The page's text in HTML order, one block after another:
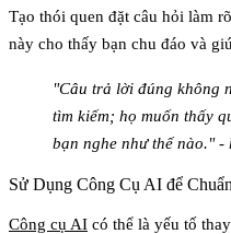
Tạo thói quen đặt câu hỏi làm
này cho thấy bạn chu đáo và
"Câu trả lời đúng không
tìm kiếm; họ muốn thấy
bạn nghe như thế nào." -
Sử Dụng Công Cụ AI để
Công cụ AI có thể là yếu tố